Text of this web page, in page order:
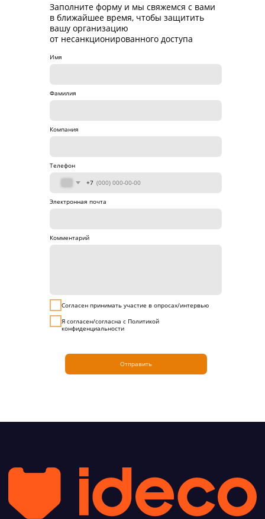
Имя
Фамилия
Компания
Телефон
+7
Электронная почта
Комментарий
Согласен принимать участие в опросах/интервью
Я согласен/согласна с Политикой
конфиденциальности
Отправить
Заполните форму и мы свяжемся с вами
в ближайшее время, чтобы защитить
вашу организацию
от несанкционированного доступа